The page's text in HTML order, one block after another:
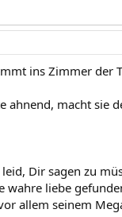
ins Zimmer der
ahnend, macht sie
Dir sagen zu
wahre liebe
allem seinem